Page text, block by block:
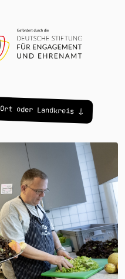
Ort oder Landkreis